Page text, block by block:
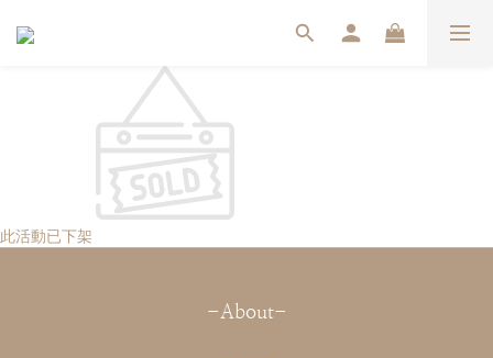
此活動已下架
-About-